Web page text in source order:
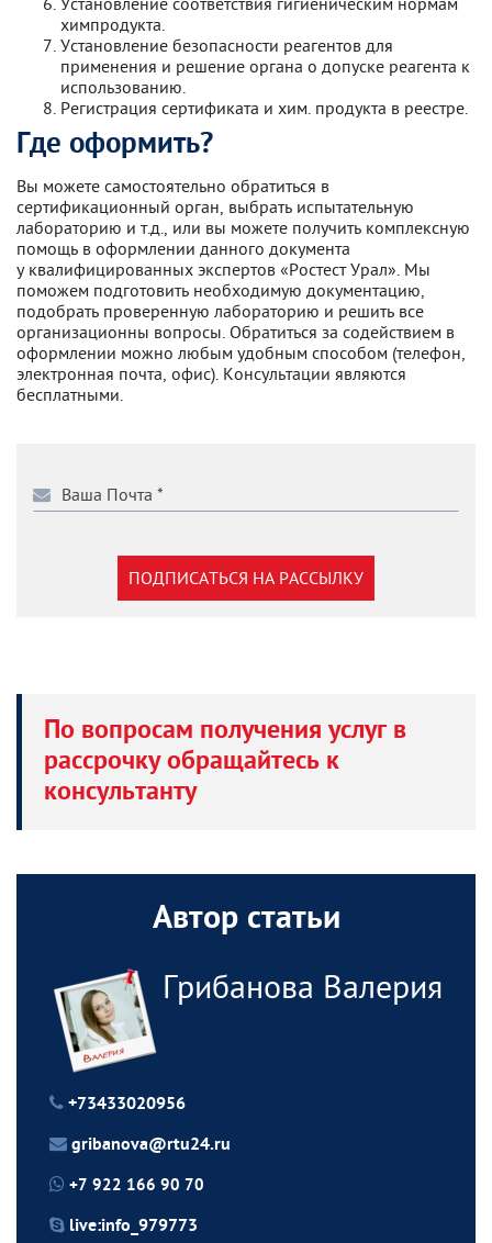
химпродукта.
Установление безопасности реагентов для
применения и решение органа о допуске реагента к
использованию.
Регистрация сертификата и хим. продукта в реестре.
Где оформить?
Вы можете самостоятельно обратиться в
сертификационный орган, выбрать испытательную
лабораторию и т.д., или вы можете получить комплексную
помощь в оформлении данного документа
у квалифицированных экспертов «Ростест Урал». Мы
поможем подготовить необходимую документацию,
подобрать проверенную лабораторию и решить все
организационны вопросы. Обратиться за содействием в
оформлении можно любым удобным способом (телефон,
электронная почта, офис). Консультации являются
бесплатными.
ПОДПИСАТЬСЯ НА РАССЫЛКУ
По вопросам получения услуг в
рассрочку обращайтесь к
консультанту
Автор статьи
Грибанова Валерия
+73433020956
gribanova@rtu24.ru
+7 922 166 90 70
live:info_979773